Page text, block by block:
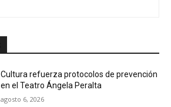
Cultura refuerza protocolos de prevención
en el Teatro Ángela Peralta
agosto 6, 2026